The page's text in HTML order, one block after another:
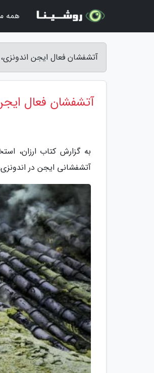
آتشفشان فعال ایجن
آتشفشان فعال
به گزارش کتاب ارزان،
آتشفشانی ایجن در
همه